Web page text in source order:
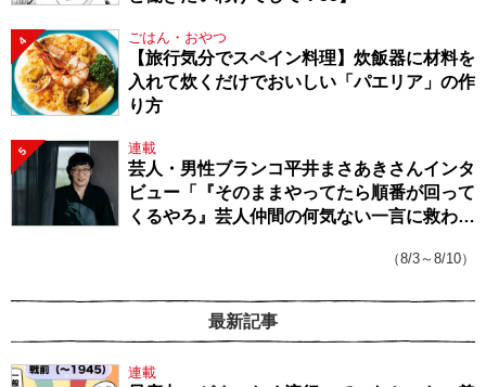
4 ごはん・おやつ
【旅行気分でスペイン料理】炊飯器に材料を
入れて炊くだけでおいしい「パエリア」の作
り方
5 連載
芸人・男性ブランコ平井まさあきさんインタ
ビュー「『そのままやってたら順番が回って
くるやろ』芸人仲間の何気ない一言に救われ
（8/3～8/10）
最新記事
連載